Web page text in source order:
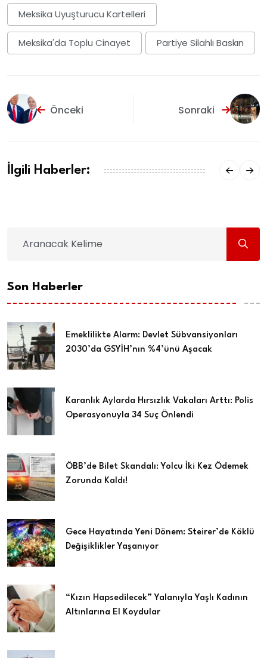
Meksika Uyuşturucu Kartelleri
Meksika'da Toplu Cinayet Partiye Silahlı Baskın
Önceki Sonraki
İlgili Haberler:
Son Haberler
Emeklilikte Alarm: Devlet Sübvansiyonları
2030’da GSYİH’nın %4’ünü Aşacak
Karanlık Aylarda Hırsızlık Vakaları Arttı: Polis
Operasyonuyla 34 Suç Önlendi
ÖBB’de Bilet Skandalı: Yolcu İki Kez Ödemek
Zorunda Kaldı!
Gece Hayatında Yeni Dönem: Steirer’de Köklü
Değişiklikler Yaşanıyor
“Kızın Hapsedilecek” Yalanıyla Yaşlı Kadının
Altınlarına El Koydular